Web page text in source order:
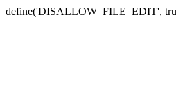
define('DISALLOW_FILE_EDIT',